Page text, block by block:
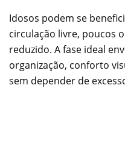
Idosos podem se
circulação livre, poucos
reduzido. A fase ideal
organização, conforto
sem depender de